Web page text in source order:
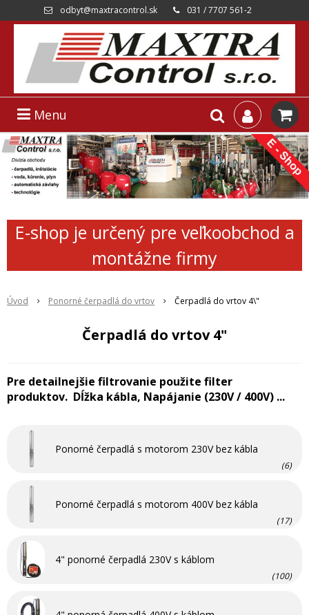
odbyt@maxtracontrol.sk 031 / 7707 561-2
Menu
E-shop je určený pre veľkoobchod a
montážne firmy
Úvod Ponorné čerpadlá do vrtov Čerpadlá do vrtov 4\"
Čerpadlá do vrtov 4"
Pre detailnejšie filtrovanie použite filter
produktov. Dĺžka kábla, Napájanie (230V / 400V) ...
Ponorné čerpadlá s motorom 230V bez kábla
(6)
Ponorné čerpadlá s motorom 400V bez kábla
(17)
4" ponorné čerpadlá 230V s káblom
(100)